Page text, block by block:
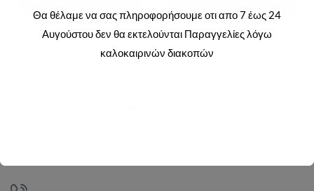
ΠΕΡΙΣΣΌΤΕΡΑ
Login to view prices ΠΕΡΙΣΣΌΤΕΡΑ
Login to view prices
Y01637BL
Θα θέλαμε να σας πληροφορήσουμε οτι απο 7 έως 24
Αυγούστου δεν θα εκτελούνται Παραγγελίες λόγω
καλοκαιρινών διακοπών